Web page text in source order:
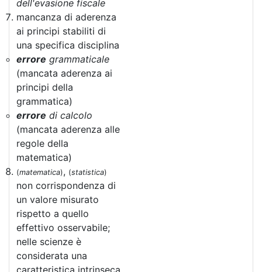
dell'evasione fiscale
mancanza di aderenza
ai principi stabiliti di
una specifica disciplina
errore grammaticale
(mancata aderenza ai
principi della
grammatica)
errore di calcolo
(mancata aderenza alle
regole della
matematica)
(matematica), (statistica)
non corrispondenza di
un valore misurato
rispetto a quello
effettivo osservabile;
nelle scienze è
considerata una
caratteristica intrinseca